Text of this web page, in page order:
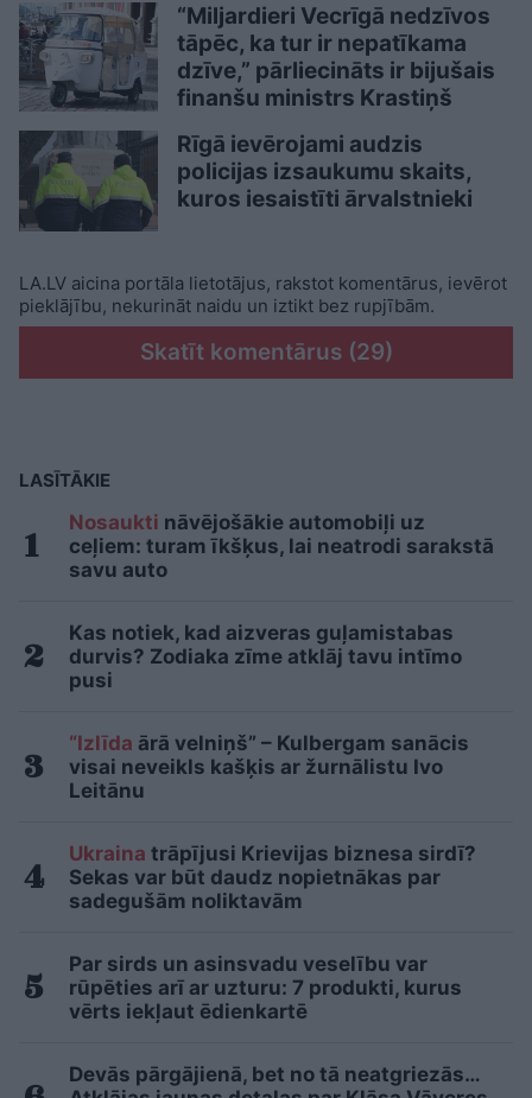
“Miljardieri Vecrīgā nedzīvos
tāpēc, ka tur ir nepatīkama
dzīve,” pārliecināts ir bijušais
finanšu ministrs Krastiņš
Rīgā ievērojami audzis
policijas izsaukumu skaits,
kuros iesaistīti ārvalstnieki
LA.LV aicina portāla lietotājus, rakstot komentārus, ievērot
pieklājību, nekurināt naidu un iztikt bez rupjībām.
Skatīt komentārus (29)
LASĪTĀKIE
Nosaukti nāvējošākie automobiļi uz
ceļiem: turam īkšķus, lai neatrodi sarakstā
savu auto
Kas notiek, kad aizveras guļamistabas
durvis? Zodiaka zīme atklāj tavu intīmo
pusi
“Izlīda ārā velniņš” – Kulbergam sanācis
visai neveikls kašķis ar žurnālistu Ivo
Leitānu
Ukraina trāpījusi Krievijas biznesa sirdī?
Sekas var būt daudz nopietnākas par
sadegušām noliktavām
Par sirds un asinsvadu veselību var
rūpēties arī ar uzturu: 7 produkti, kurus
vērts iekļaut ēdienkartē
Devās pārgājienā, bet no tā neatgriezās…